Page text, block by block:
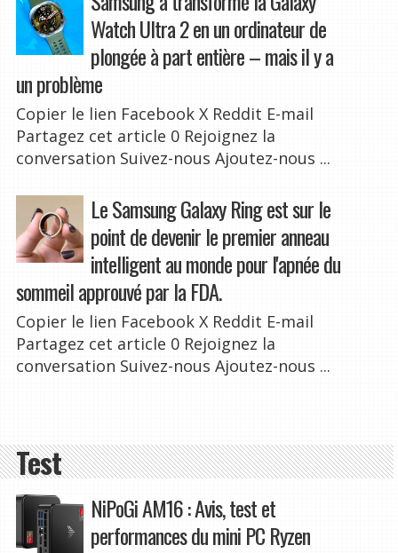
Watch Ultra 2 en un ordinateur de
plongée à part entière – mais il y a
un problème
Copier le lien Facebook X Reddit E-mail
Partagez cet article 0 Rejoignez la
conversation Suivez-nous Ajoutez-nous ...
Le Samsung Galaxy Ring est sur le
point de devenir le premier anneau
intelligent au monde pour l'apnée du
sommeil approuvé par la FDA.
Copier le lien Facebook X Reddit E-mail
Partagez cet article 0 Rejoignez la
conversation Suivez-nous Ajoutez-nous ...
Test
NiPoGi AM16 : Avis, test et
performances du mini PC Ryzen